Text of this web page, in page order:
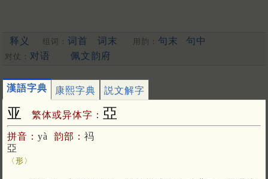
释义 组词： 词首 词末 用韵： 句末 句中
对仗： 对语 佩文韵府
漢語字典 康熙字典 説文解字
亚 繁体或异体字： 亞
拼音： yà 韵部： 祃
亞
〈形〉